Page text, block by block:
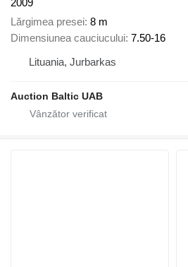
2009
Lărgimea presei 8 m
Dimensiunea cauciucului 7.50-16
Lituania, Jurbarkas
Auction Baltic UAB